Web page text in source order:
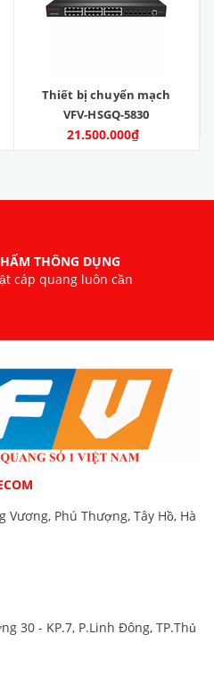
Thiết bị chuyển mạch
VFV-HSGQ-5830
21.500.000₫
THÔNG DỤNG
cáp quang luôn cần
Vương, Phú Thượng, Tây Hồ, Hà
30 - KP.7, P.Linh Đông, TP.Thủ